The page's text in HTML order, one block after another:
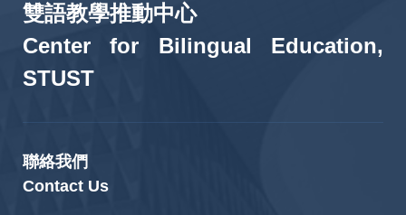
雙語教學推動中心
Center for Bilingual Education,
STUST
聯絡我們
Contact Us